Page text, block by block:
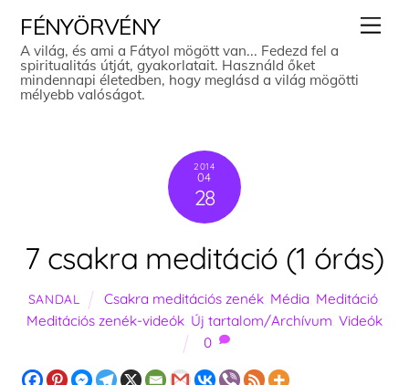
content
FÉNYÖRVÉNY
A világ, és ami a Fátyol mögött van... Fedezd fel a
spiritualitás útját, gyakorlatait. Használd őket
mindennapi életedben, hogy meglásd a világ mögötti
mélyebb valóságot.
2014
04
28
7 csakra meditáció (1 órás)
SANDAL Csakra meditációs zenék Média Meditáció
Meditációs zenék-videók Új tartalom/Archívum Videók
0